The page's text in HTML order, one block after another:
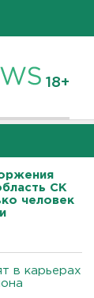
18+
СК
человек
в карьерах